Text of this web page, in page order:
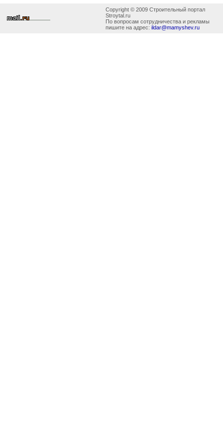
Copyright © 2009 Строительный портал
Stroytal.ru
По вопросам сотрудничества и рекламы
пишите на адрес: ildar@mamyshev.ru